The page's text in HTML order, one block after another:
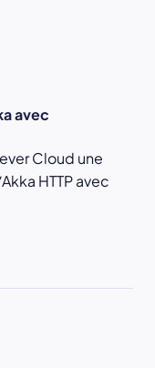
avec
Cloud une
HTTP avec